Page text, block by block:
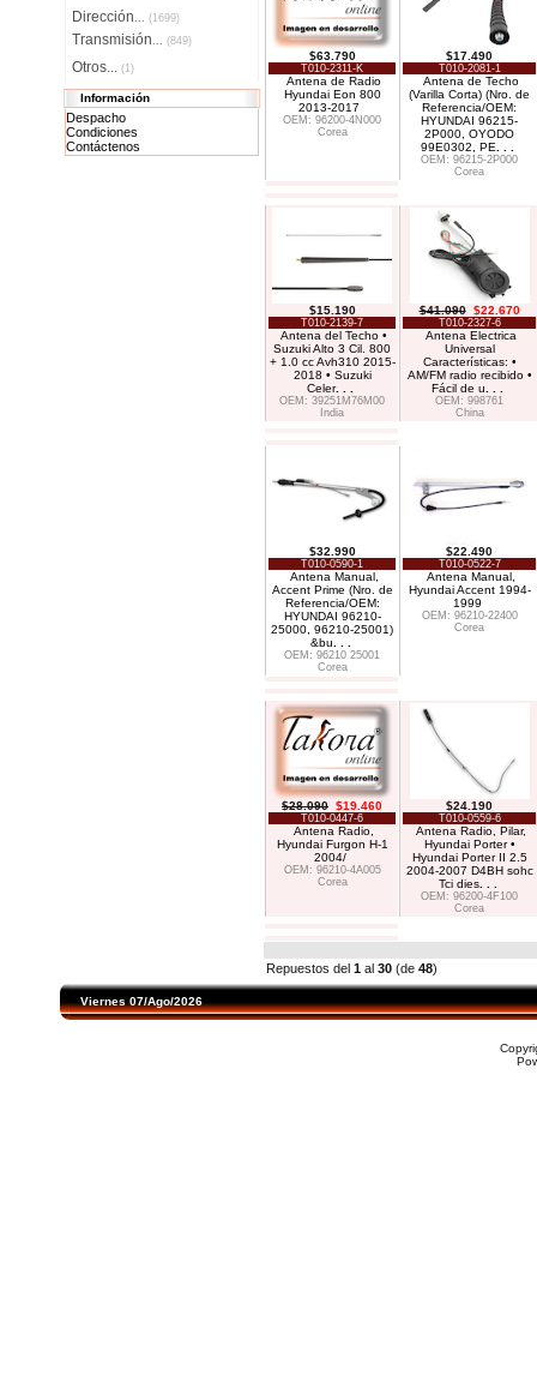
Dirección... (1699)
Transmisión... (849)
Otros... (1)
Información
Despacho
Condiciones
Contáctenos
$63.790
T010-2311-K
Antena de Radio
Hyundai Eon 800
2013-2017
OEM: 96200-4N000
Corea
$17.490
T010-2081-1
Antena de Techo
(Varilla Corta) (Nro. de
Referencia/OEM:
HYUNDAI 96215-
2P000, OYODO
99E0302, PE
OEM: 96215-2P000
Corea
$15.190
T010-2139-7
Antena del Techo •
Suzuki Alto 3 Cil. 800
+ 1.0 cc Avh310 2015-
2018 • Suzuki
Celer. . .
OEM: 39251M76M00
India
$41.090 $22.670
T010-2327-6
Antena Electrica
Universal
Características: •
AM/FM radio recibido •
Fácil de u
OEM: 998761
China
$32.990
T010-0590-1
Antena Manual,
Accent Prime (Nro. de
Referencia/OEM:
HYUNDAI 96210-
25000, 96210-25001)
&bu
OEM: 96210 25001
Corea
$22.490
T010-0522-7
Antena Manual,
Hyundai Accent 1994-
1999
OEM: 96210-22400
Corea
$28.090 $19.460
T010-0447-6
Antena Radio,
Hyundai Furgon H-1
2004/
OEM: 96210-4A005
Corea
$24.190
T010-0559-6
Antena Radio, Pilar,
Hyundai Porter •
Hyundai Porter II 2.5
2004-2007 D4BH sohc
Tci dies. . .
OEM: 96200-4F100
Corea
Repuestos del 1 al 30 (de 48)
Viernes 07/Ago/2026